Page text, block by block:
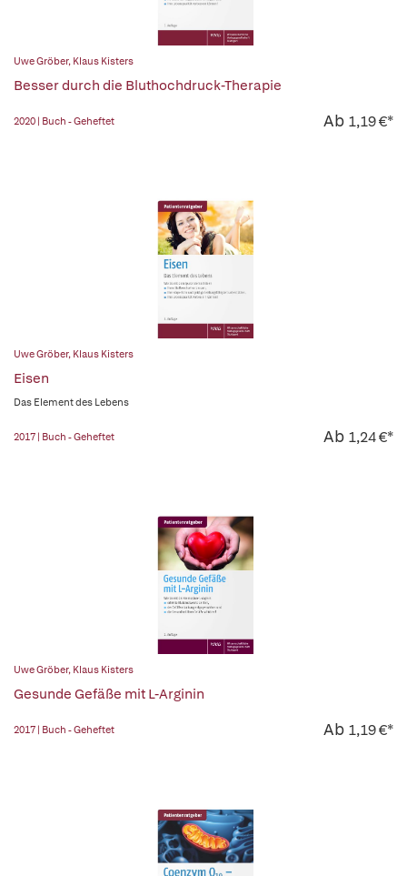
Uwe Gröber, Klaus Kisters
Besser durch die Bluthochdruck-Therapie
2020 | Buch - Geheftet Ab 1,19 €*
Uwe Gröber, Klaus Kisters
Eisen
Das Element des Lebens
2017 | Buch - Geheftet Ab 1,24 €*
Uwe Gröber, Klaus Kisters
Gesunde Gefäße mit L-Arginin
2017 | Buch - Geheftet Ab 1,19 €*